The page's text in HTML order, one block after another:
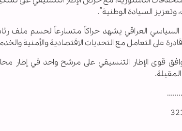
وتعزيز السيادة الوطنية”.
العراقي يشهد حراكاً متسارعاً لحسم ملف
على التعامل مع التحديات الاقتصادية والأمنية
قوى الإطار التنسيقي على مرشح واحد في إطار